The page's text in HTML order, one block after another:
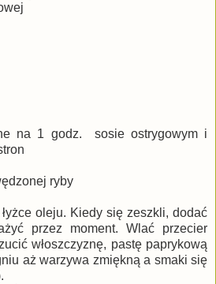
na 1 godz. sosie ostrygowym i
ryby
oleju. Kiedy się zeszkli, dodać
przez moment. Wlać przecier
włoszczyznę, pastę paprykową
aż warzywa zmiękną a smaki się